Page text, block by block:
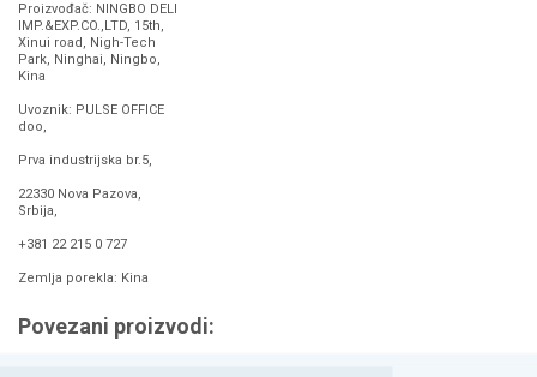
Proizvođač: NINGBO DELI
IMP.&EXP.CO.,LTD, 15th,
Xinui road, Nigh-Tech
Park, Ninghai, Ningbo,
Kina
Uvoznik: PULSE OFFICE
doo,
Prva industrijska br.5,
22330 Nova Pazova,
Srbija,
+381 22 215 0 727
Zemlja porekla: Kina
Povezani proizvodi: